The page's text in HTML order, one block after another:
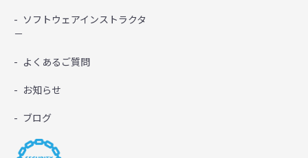
ソフトウェアインストラクタ
－
よくあるご質問
お知らせ
ブログ